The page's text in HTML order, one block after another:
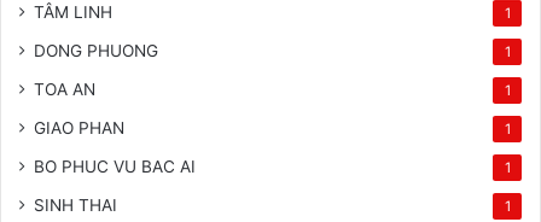
TÂM LINH 1
DONG PHUONG 1
TOA AN 1
GIAO PHAN 1
BO PHUC VU BAC AI 1
SINH THAI 1